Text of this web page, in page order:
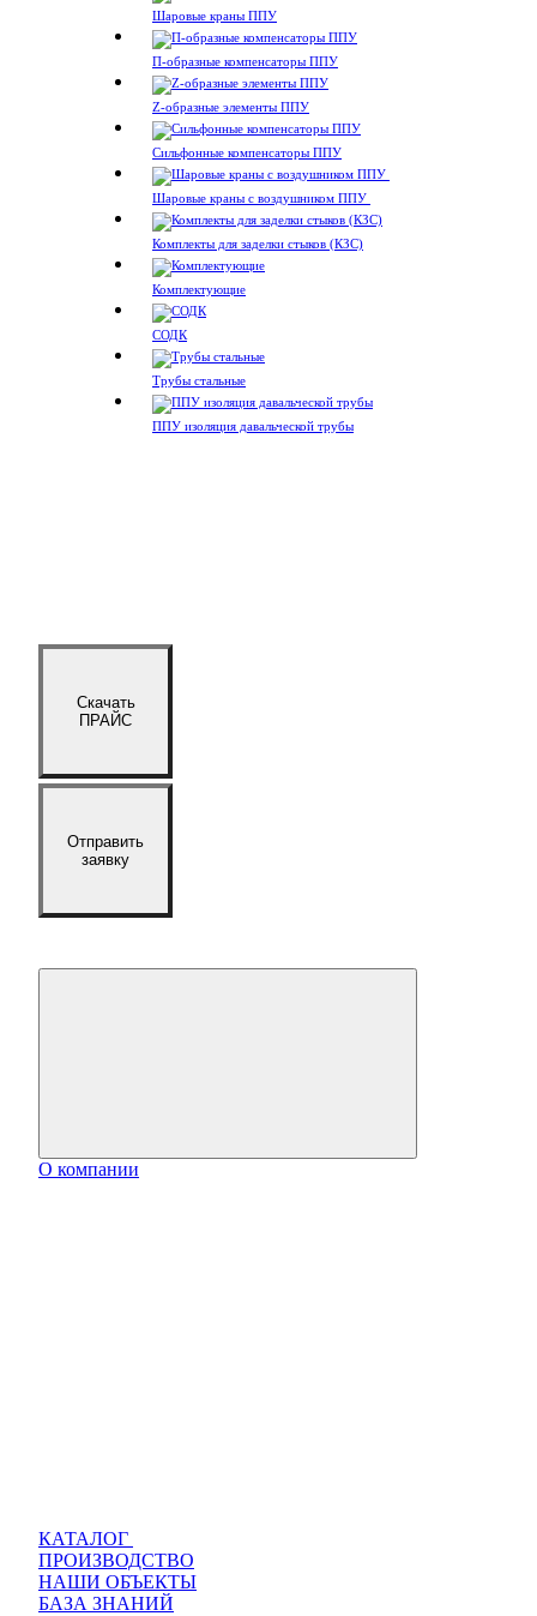
Шаровые краны ППУ
П-образные компенсаторы ППУ
Z-образные элементы ППУ
Сильфонные компенсаторы ППУ
Шаровые краны с воздушником ППУ
Комплекты для заделки стыков (КЗС)
Комплектующие
СОДК
Трубы стальные
ППУ изоляция давальческой трубы
Скачать
ПРАЙС
Отправить
заявку
О компании
КАТАЛОГ
ПРОИЗВОДСТВО
НАШИ ОБЪЕКТЫ
БАЗА ЗНАНИЙ